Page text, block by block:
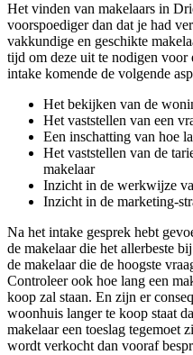
Het vinden van makelaars in
voorspoediger dan dat je had
vakkundige en geschikte
tijd om deze uit te nodigen voor
intake komende de volgende
Het bekijken van de
Het vaststellen van een
Een inschatting van hoe
Het vaststellen van de
makelaar
Inzicht in de werkwijze
Inzicht in de marketing-
Na het intake gesprek hebt
de makelaar die het allerbeste
de makelaar die de hoogste
Controleer ook hoe lang een
koop zal staan. En zijn er
woonhuis langer te koop staat
makelaar een toeslag tegemoet
wordt verkocht dan vooraf